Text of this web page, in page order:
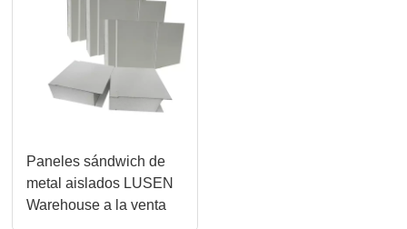
Paneles sándwich de
metal aislados LUSEN
Warehouse a la venta